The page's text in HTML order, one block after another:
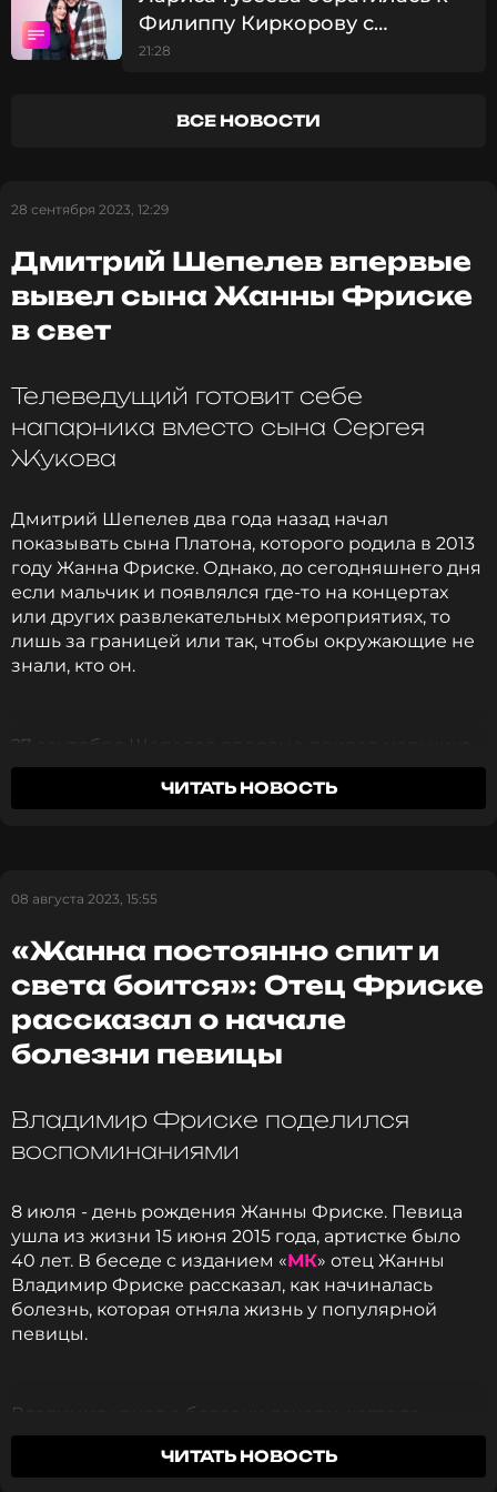
соревнованиях Шепелев купил наследнику новую
обувь. «Новые кроссовки – это всегда плюс шесть
Фото: Legion-media
Читайте нас в МАКСе, чтобы
ПОДПИСАТЬСЯ
ССЫЛКА
Филиппу Киркорову с
просьбой о помощи
21:28
ВСЕ НОВОСТИ
28 сентября 2023, 12:29
Дмитрий Шепелев впервые
вывел сына Жанны Фриске
в свет
Телеведущий готовит себе
напарника вместо сына Сергея
Жукова
Дмитрий Шепелев два года назад начал
показывать сына Платона, которого родила в 2013
году Жанна Фриске. Однако, до сегодняшнего дня
если мальчик и появлялся где-то на концертах
или других развлекательных мероприятиях, то
лишь за границей или так, чтобы окружающие не
знали, кто он.
27 сентября Шепелев впервые привел мальчика
на светское мероприятие — премьеру сериала
«Плакса». Кстати, в этом проекте главную роль
Безусловно, будучи приглашенными гостями,
традиционной фотосъемке для СМИ, которая
происходит практически на каждой премьере.
Сын Жанны Фриске совершенно не волновался,
или он уже научился мастерски скрывать свои
истинные чувства.
Мальчик спокойно позировал перед
фотокамерами, а затем получил удовольствие от
просмотра сериала. Дмитрий опубликовал селфи
Не исключено, что Дмитрий постепенно готовит
сына к предстоящему овладению профессией
телеведущего. Недавно Шепелев признался, что
новое шоу «Полтора спортсмена» должен был
ЧИТАТЬ НОВОСТЬ
08 августа 2023, 15:55
«Жанна постоянно спит и
света боится»: Отец Фриске
рассказал о начале
болезни певицы
Владимир Фриске поделился
воспоминаниями
8 июля - день рождения Жанны Фриске. Певица
ушла из жизни 15 июня 2015 года, артистке было
40 лет. В беседе с изданием «МК» отец Жанны
Владимир Фриске рассказал, как начиналась
болезнь, которая отняла жизнь у популярной
певицы.
Владимир узнал о болезни дочери, когда та
вместе с матерью и ребенком была в Майами.
Мать певицы позвонила мужу: «Жанна постоянно
ЧИТАТЬ НОВОСТЬ